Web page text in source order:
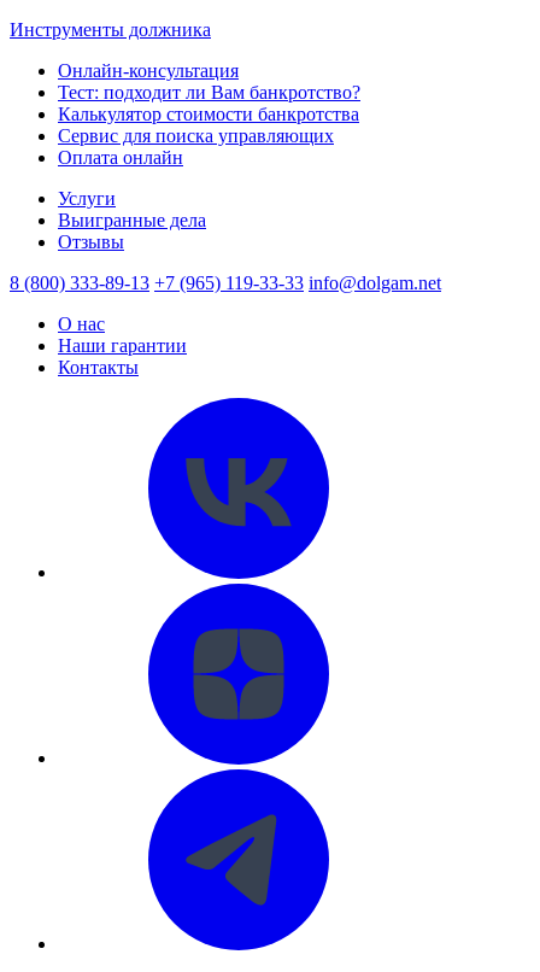
Инструменты должника
Онлайн-консультация
Тест: подходит ли Вам банкротство?
Калькулятор стоимости банкротства
Сервис для поиска управляющих
Оплата онлайн
Услуги
Выигранные дела
Отзывы
8 (800) 333-89-13 +7 (965) 119-33-33 info@dolgam.net
О нас
Наши гарантии
Контакты